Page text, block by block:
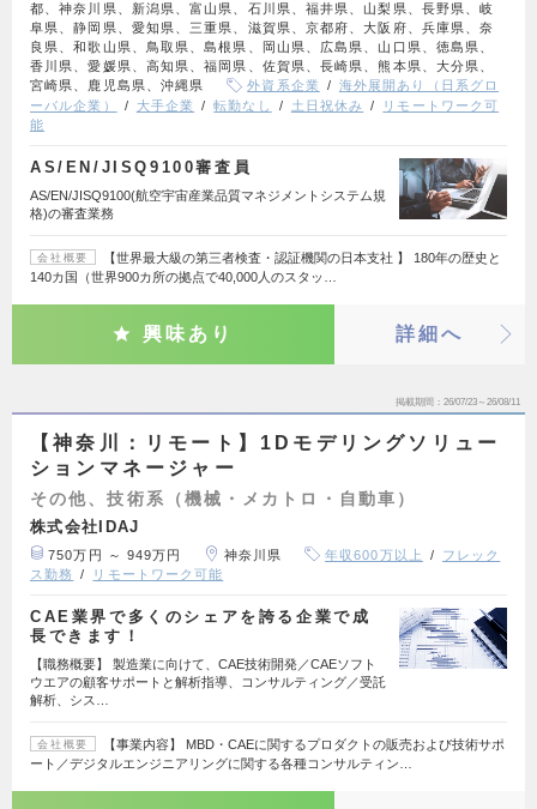
都、神奈川県、新潟県、富山県、石川県、福井県、山梨県、長野県、岐
阜県、静岡県、愛知県、三重県、滋賀県、京都府、大阪府、兵庫県、奈
良県、和歌山県、鳥取県、島根県、岡山県、広島県、山口県、徳島県、
香川県、愛媛県、高知県、福岡県、佐賀県、長崎県、熊本県、大分県、
宮崎県、鹿児島県、沖縄県
外資系企業
海外展開あり（日系グロ
ーバル企業）
大手企業 転勤なし 土日祝休み
リモートワーク可
能
AS/EN/JISQ9100審査員
AS/EN/JISQ9100(航空宇宙産業品質マネジメントシステム規
格)の審査業務
会社概要
【世界最大級の第三者検査・認証機関の日本支社 】 180年の歴史と
140カ国（世界900カ所の拠点で40,000人のスタッ…
興味あり 詳細へ
掲載期間 26/07/23～26/08/11
【神奈川：リモート】1Dモデリングソリュー
ションマネージャー
その他、技術系（機械・メカトロ・自動車）
株式会社IDAJ
750万円 ～ 949万円 神奈川県 年収600万以上
フレック
ス勤務
リモートワーク可能
CAE業界で多くのシェアを誇る企業で成
長できます！
【職務概要】 製造業に向けて、CAE技術開発／CAEソフト
ウエアの顧客サポートと解析指導、コンサルティング／受託
解析、シス…
会社概要
【事業内容】 MBD・CAEに関するプロダクトの販売および技術サポ
ート／デジタルエンジニアリングに関する各種コンサルティン…